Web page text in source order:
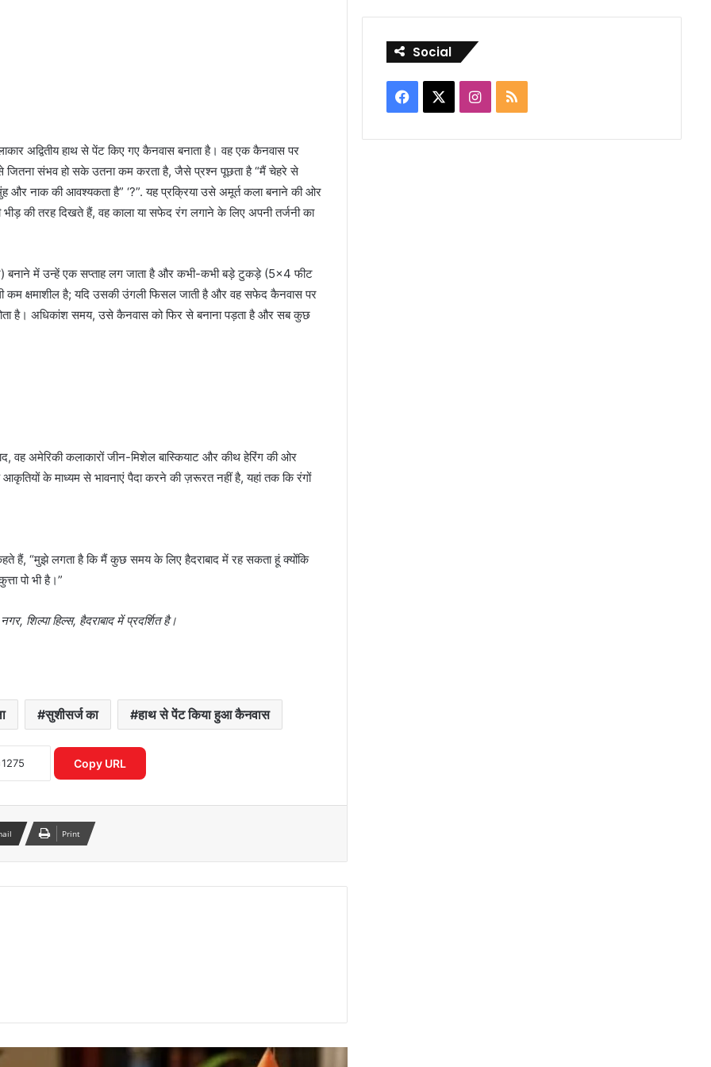
अद्वितीय हाथ से पेंट किए गए कैनवास बनाता है। वह एक कैनवास पर
संभव हो सके उतना कम करता है, जैसे प्रश्न पूछता है “मैं चेहरे से
और नाक की आवश्यकता है” ‘?”. यह प्रक्रिया उसे अमूर्त कला बनाने की ओर
की तरह दिखते हैं, वह काला या सफेद रंग लगाने के लिए अपनी तर्जनी का
बनाने में उन्हें एक सप्ताह लग जाता है और कभी-कभी बड़े टुकड़े (5×4 फीट
क्षमाशील है; यदि उसकी उंगली फिसल जाती है और वह सफेद कैनवास पर
है। अधिकांश समय, उसे कैनवास को फिर से बनाना पड़ता है और सब कुछ
अमेरिकी कलाकारों जीन-मिशेल बास्कियाट और कीथ हेरिंग की ओर
के माध्यम से भावनाएं पैदा करने की ज़रूरत नहीं है, यहां तक ​​कि रंगों
हैं, “मुझे लगता है कि मैं कुछ समय के लिए हैदराबाद में रह सकता हूं क्योंकि
पो भी है।”
शिल्पा हिल्स, हैदराबाद में प्रदर्शित है।
सुशीसर्ज का हाथ से पेंट किया हुआ कैनवास
Copy URL
Print
जंतर-मंतर प्रदर्शन में घायल छात्रा की हालत में
बुलेटिन
जन्म दिया, कुछ ही देर बाद चारों नवजातों की
फतेही, धमाकेदार बेली डांस और परफॉर्मेंस ने
जीता दुनिया का दिल
Social
Facebook Instagram
RSS